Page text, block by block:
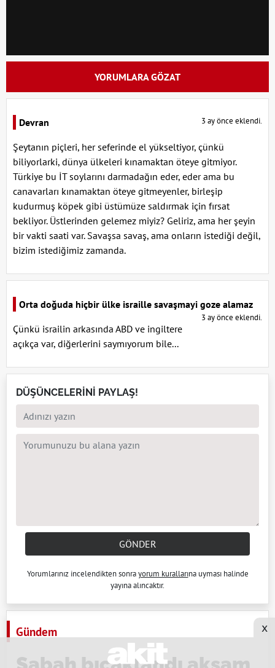
YORUMLARA GÖZAT
Devran 3 ay önce eklendi.
Şeytanın piçleri, her seferinde el yükseltiyor, çünkü
biliyorlarki, dünya ülkeleri kınamaktan öteye gitmiyor.
Türkiye bu İT soylarını darmadağın eder, eder ama bu
canavarları kınamaktan öteye gitmeyenler, birleşip
kudurmuş köpek gibi üstümüze saldırmak için fırsat
bekliyor. Üstlerinden gelemez miyiz? Geliriz, ama her şeyin
bir vakti saati var. Savaşsa savaş, ama onların istediği değil,
bizim istediğimiz zamanda.
Orta doğuda hiçbir ülke israille savaşmayi goze alamaz
3 ay önce eklendi.
Çünkü israilin arkasında ABD ve ingiltere
açıkça var, diğerlerini saymıyorum bile...
DÜŞÜNCELERİNİ PAYLAŞ!
GÖNDER
Yorumlarınız incelendikten sonrayorum kurallarına uyması halinde
yayına alıncaktır.
Gündem x